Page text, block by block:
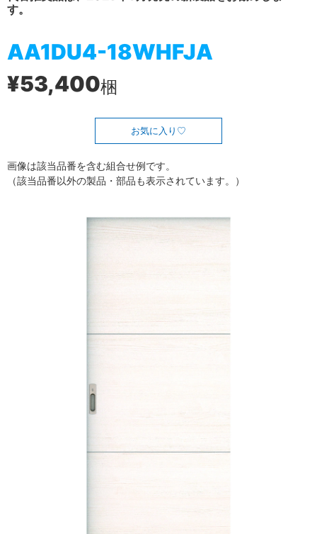
す。
AA1DU4-18WHFJA
¥53,400梱
お気に入り
画像は該当品番を含む組合せ例です。
（該当品番以外の製品・部品も表示されています。）